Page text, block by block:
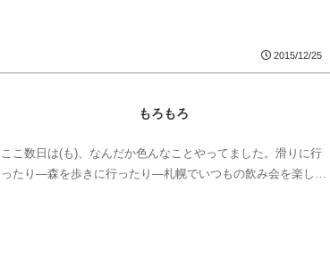
2015/12/25
もろもろ
ここ数日は(も)、なんだか色んなことやってました。滑りに行
ったり―森を歩きに行ったり―札幌でいつもの飲み会を楽し…